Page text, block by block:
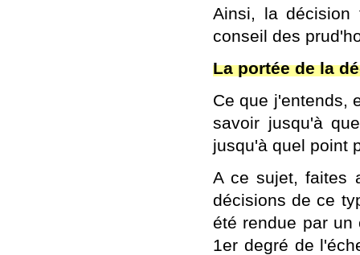
Ainsi, la décision
conseil des
La portée de la
Ce que j'entends,
savoir jusqu'à
jusqu'à quel point
A ce sujet, faites
décisions de ce
été rendue par un
1er degré de